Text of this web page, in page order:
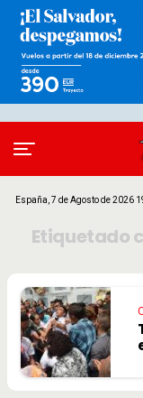
España, 7 de Agosto de 2026
Etiquetado